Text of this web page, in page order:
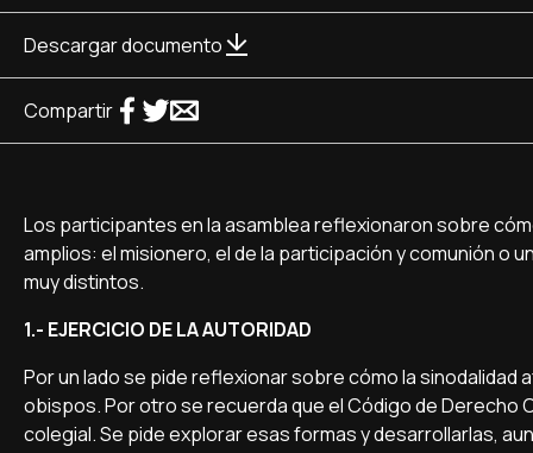
Descargar documento
Compartir
Los participantes en la asamblea reflexionaron sobre
amplios: el misionero, el de la participación y comunión o
muy distintos.
1.- EJERCICIO DE LA AUTORIDAD
Por un lado se pide reflexionar sobre cómo la
obispos. Por otro se recuerda que el Código de Derecho
colegial. Se pide explorar esas formas y desarrollarlas,